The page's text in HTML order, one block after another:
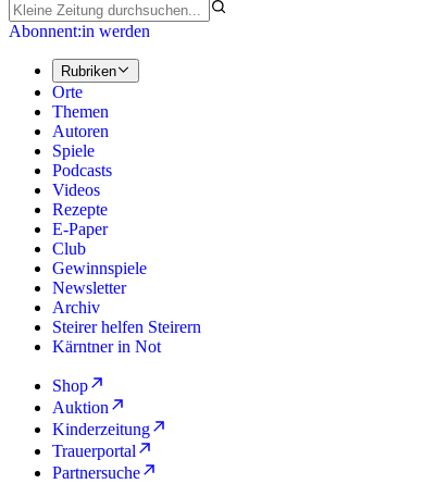
Abonnent:in werden
Rubriken
Orte
Themen
Autoren
Spiele
Podcasts
Videos
Rezepte
E-Paper
Club
Gewinnspiele
Newsletter
Archiv
Steirer helfen Steirern
Kärntner in Not
Shop
Auktion
Kinderzeitung
Trauerportal
Partnersuche